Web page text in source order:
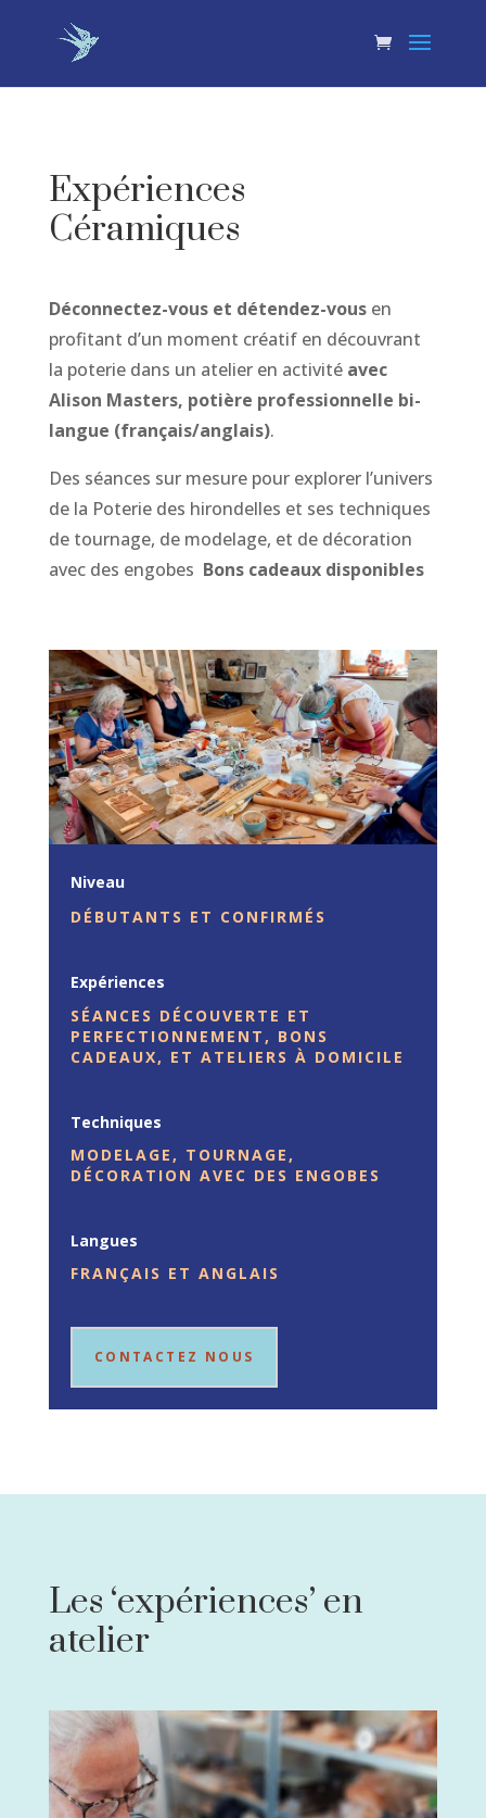
Expériences
Céramiques
Déconnectez-vous et détendez-vousen
profitant d’un moment créatif en découvrant
la poterie dans un atelier en activité avec
Alison Masters, potière professionnelle bi-
langue (français/anglais).
Des séances sur mesure pour explorer l’univers
de la Poterie des hirondelles et ses techniques
de tournage, de modelage, et de décoration
avec des engobes Bons cadeaux disponibles
Niveau
DÉBUTANTS ET CONFIRMÉS
Expériences
SÉANCES DÉCOUVERTE ET
PERFECTIONNEMENT, BONS
CADEAUX, ET ATELIERS À DOMICILE
Techniques
MODELAGE, TOURNAGE,
DÉCORATION AVEC DES ENGOBES
Langues
FRANÇAIS ET ANGLAIS
CONTACTEZ NOUS
Les ‘expériences’ en
atelier